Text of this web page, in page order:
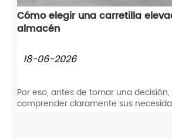
Cómo elegir una carretilla
almacén
18-06-2026
Por eso, antes de tomar una
comprender claramente sus